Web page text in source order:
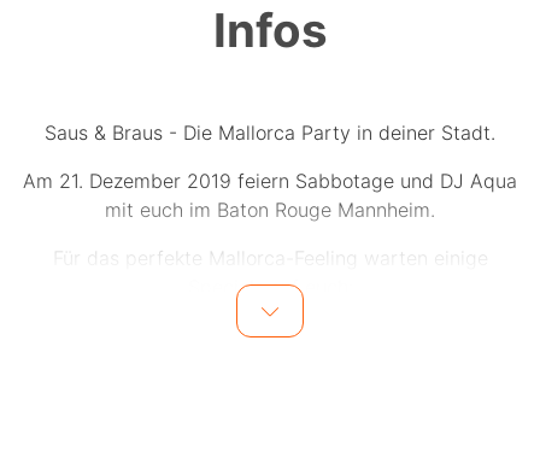
Infos
Saus & Braus - Die Mallorca Party in deiner Stadt.
Am 21. Dezember 2019 feiern Sabbotage und DJ Aqua
mit euch im Baton Rouge Mannheim.
Für das perfekte Mallorca-Feeling warten einige
Specials auf euch:
LIVE ON STAGE: